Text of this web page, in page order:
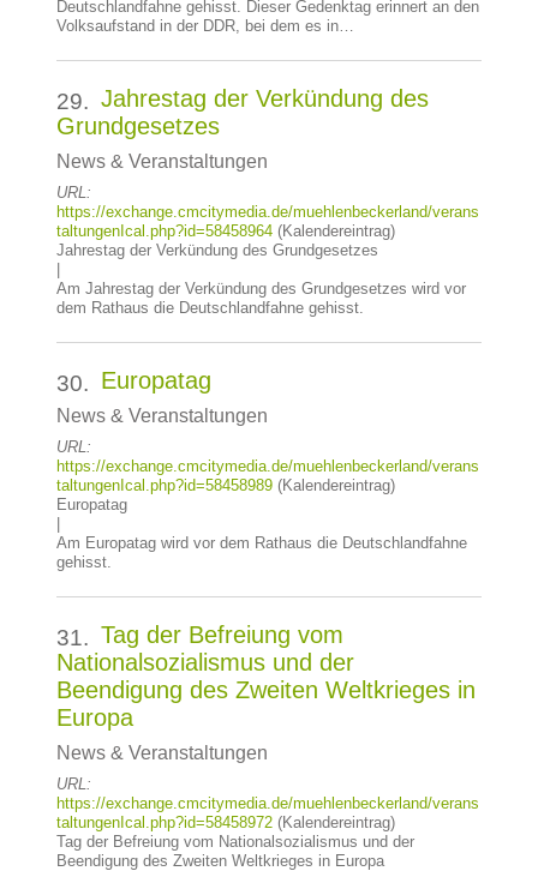
Deutschlandfahne gehisst. Dieser Gedenktag erinnert an den
Volksaufstand in der DDR, bei dem es in…
29. Jahrestag der Verkündung des
Grundgesetzes
News & Veranstaltungen
URL:
https://exchange.cmcitymedia.de/muehlenbeckerland/verans
taltungenIcal.php?id=58458964(Kalendereintrag)
Jahrestag der Verkündung des Grundgesetzes
Am Jahrestag der Verkündung des Grundgesetzes wird vor
dem Rathaus die Deutschlandfahne gehisst.
30. Europatag
News & Veranstaltungen
URL:
https://exchange.cmcitymedia.de/muehlenbeckerland/verans
taltungenIcal.php?id=58458989(Kalendereintrag)
Europatag
Am Europatag wird vor dem Rathaus die Deutschlandfahne
gehisst.
31. Tag der Befreiung vom
Nationalsozialismus und der
Beendigung des Zweiten Weltkrieges in
Europa
News & Veranstaltungen
URL:
https://exchange.cmcitymedia.de/muehlenbeckerland/verans
taltungenIcal.php?id=58458972(Kalendereintrag)
Tag der Befreiung vom Nationalsozialismus und der
Beendigung des Zweiten Weltkrieges in Europa